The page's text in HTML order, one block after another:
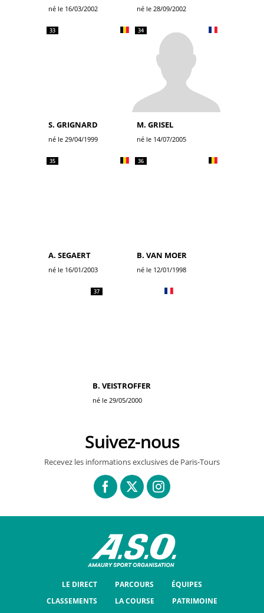
né le 16/03/2002 né le 28/09/2002
33
S. GRIGNARD
né le 29/04/1999
34
M. GRISEL
né le 14/07/2005
35
A. SEGAERT
né le 16/01/2003
36
B. VAN MOER
né le 12/01/1998
37
B. VEISTROFFER
né le 29/05/2000
Suivez-nous
Recevez les informations exclusives de Paris-Tours
LE DIRECT PARCOURS
ÉQUIPES
CLASSEMENTS
LA COURSE
PATRIMOINE